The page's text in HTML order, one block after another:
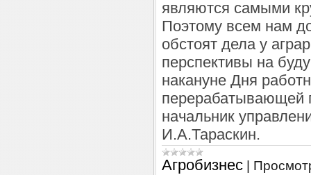
являются самыми
Поэтому всем нам
обстоят дела у
перспективы на
накануне Дня
перерабатывающей
начальник
И.А.Тараскин.
Агробизнес